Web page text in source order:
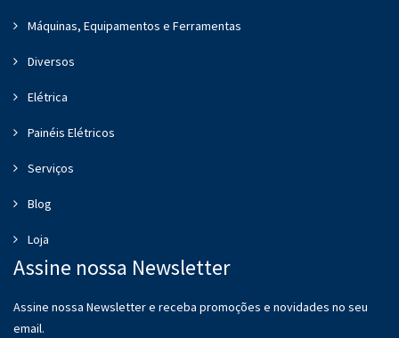
Máquinas, Equipamentos e Ferramentas
Diversos
Elétrica
Painéis Elétricos
Serviços
Blog
Loja
Assine nossa Newsletter
Assine nossa Newsletter e receba promoções e novidades no seu
email.